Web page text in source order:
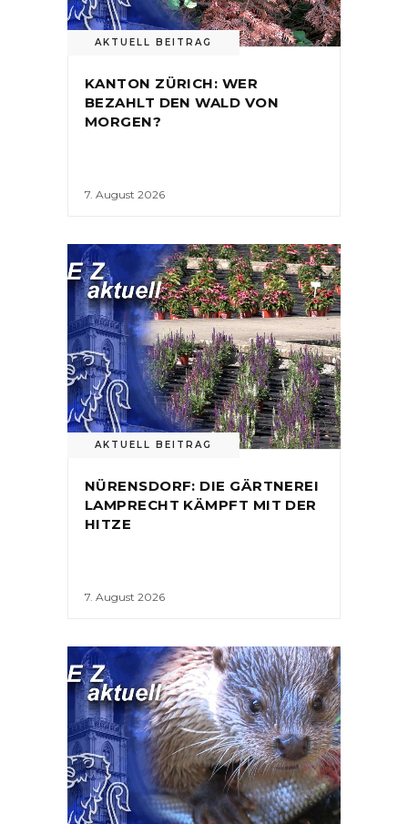
AKTUELL BEITRAG
KANTON ZÜRICH: WER
BEZAHLT DEN WALD VON
MORGEN?
7. August 2026
AKTUELL BEITRAG
NÜRENSDORF: DIE GÄRTNEREI
LAMPRECHT KÄMPFT MIT DER
HITZE
7. August 2026